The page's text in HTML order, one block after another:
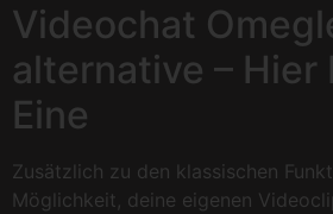
Videochat
alternative – Hier
Eine
Zusätzlich zu den klassischen
Möglichkeit, deine eigenen